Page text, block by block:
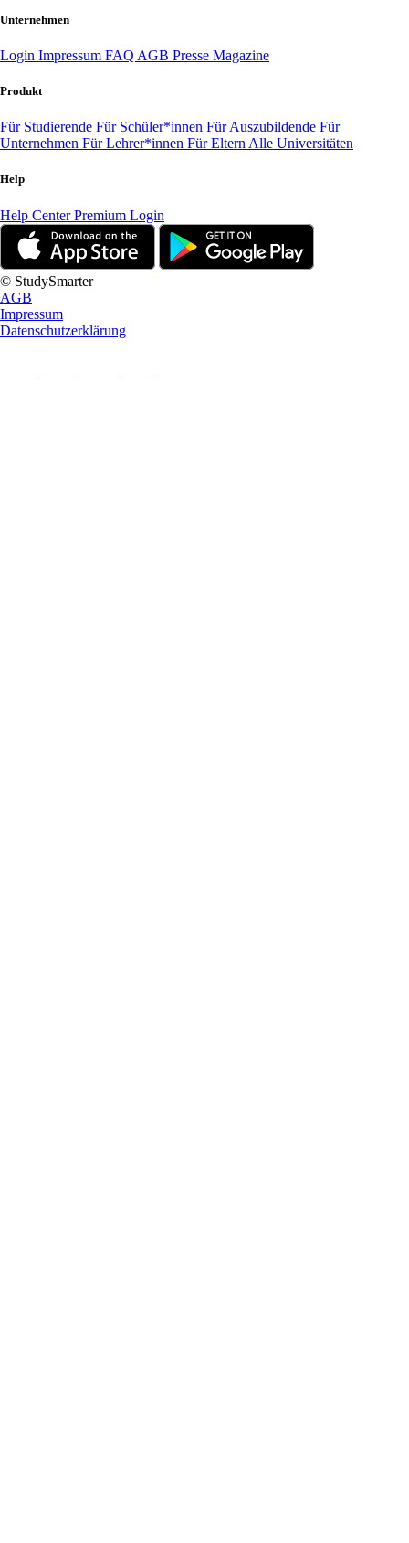
Unternehmen
Login Impressum FAQ AGB Presse Magazine
Produkt
Für Studierende Für Schüler*innen Für Auszubildende Für
Unternehmen Für Lehrer*innen Für Eltern Alle Universitäten
Help
Help CenterPremium Login
© StudySmarter
AGB
Impressum
Datenschutzerklärung